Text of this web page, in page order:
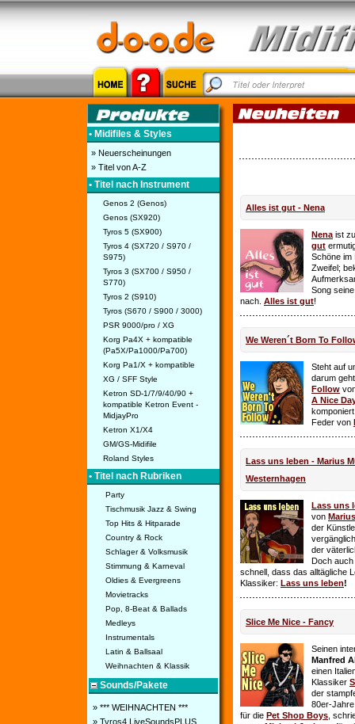
• Midifiles & Styles
» Neuerscheinungen
» Titel von A-Z
• Titel nach Instrument
Genos 2 (Genos)
Genos (SX920)
Tyros 5 (SX900)
Tyros 4 (SX720 / S970 /
S975)
Tyros 3 (SX700 / S950 /
S770)
Tyros 2 (S910)
Tyros (S670 / S900 / 3000)
PSR 9000/pro / XG
Korg Pa4X + kompatible
(Pa5X/Pa1000/Pa700)
Korg Pa1/X + kompatible
XG / SFF Style
Ketron SD-1/7/9/40/90 +
kompatible Ketron Event -
MidjayPro
Ketron X1/X4
GM/GS-Midifile
Roland Styles
• Titel nach Rubriken
Party
Tischmusik Jazz & Swing
Top Hits & Hitparade
Country & Rock
Schlager & Volksmusik
Stimmung & Karneval
Oldies & Evergreens
Movietracks
Pop, 8-Beat & Ballads
Medleys
Instrumentals
Latin & Ballsaal
Weihnachten & Klassik
Sounds/Pakete
» *** WEIHNACHTEN ***
» Tyros4 LiveSoundsPLUS
Alles ist gut - Nena
Nena ist
gut
Schöne im
Zweifel;
Song
nach. Alles ist gut!
We Weren´t Born To
Steht auf
darum
Follow
A Nice
Feder von
Lass uns leben - Marius
Westernhagen
Lass uns
von
der
der
Doch auch
schnell, dass das alltägliche
Klassiker: Lass uns leben!
Slice Me Nice - Fancy
Seinen
Manfred
einen
Klassiker
der
80er-
für die Pet Shop Boys ,